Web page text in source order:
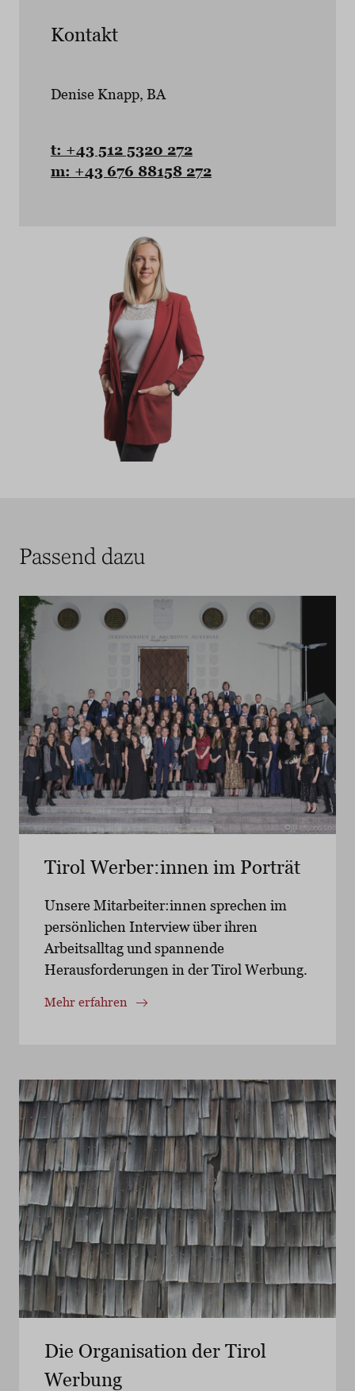
Kontakt
Denise Knapp, BA
t: +43 512 5320 272
m: +43 676 88158 272
Passend dazu
Tirol Werber:innen im Porträt
Unsere Mitarbeiter:innen sprechen im
persönlichen Interview über ihren
Arbeitsalltag und spannende
Herausforderungen in der Tirol Werbung.
Mehr erfahren
Die Organisation der Tirol
Werbung